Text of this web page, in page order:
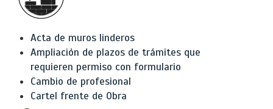
Acta de muros linderos
Ampliación de plazos de trámites que
requieren permiso con formulario
Cambio de profesional
Cartel frente de Obra